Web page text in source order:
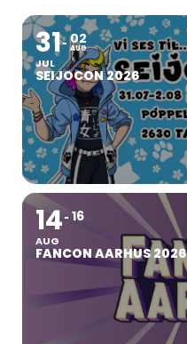
31
JUL
02
AUG
SEIJOCON 2026
14
AUG
16
FANCON AARHUS 2026